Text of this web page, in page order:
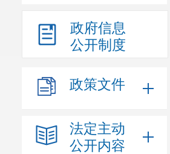
政府信息
公开制度
政策文件
法定主动
公开内容